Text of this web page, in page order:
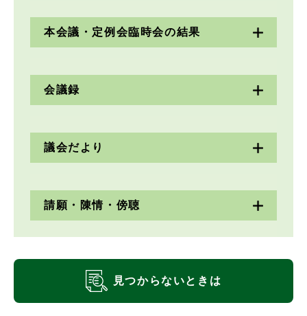
本会議・定例会臨時会の結果
会議録
議会だより
請願・陳情・傍聴
見つからないときは